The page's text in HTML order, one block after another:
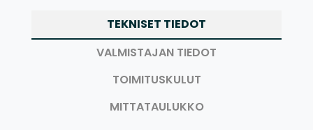
TEKNISET TIEDOT
VALMISTAJAN TIEDOT
TOIMITUSKULUT
MITTATAULUKKO